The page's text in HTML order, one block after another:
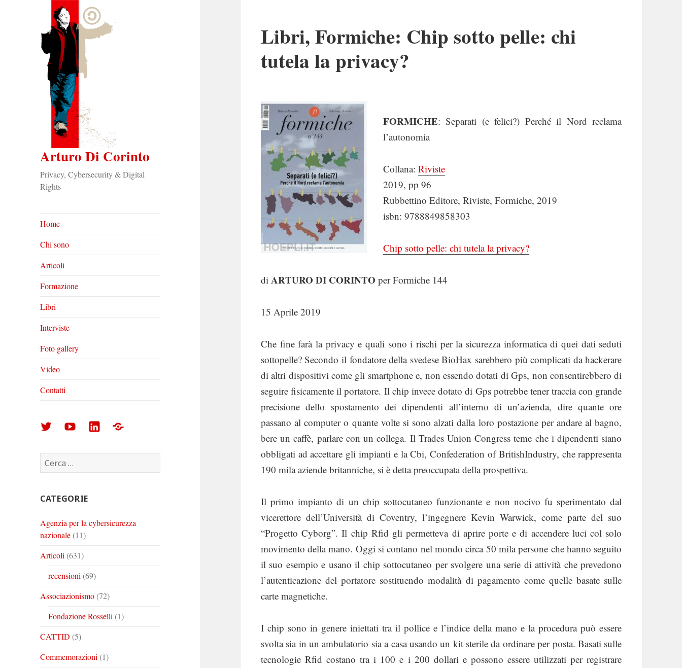
Arturo Di Corinto
Privacy, Cybersecurity & Digital
Rights
Home
Chi sono
Articoli
Formazione
Libri
Interviste
Foto gallery
Video
Contatti
Arturo
Corinto
su
Arturo
Corinto
su
Arturo
su
Foto
Ricerca
per:
CATEGORIE
Agenzia per la cybersicurezza
nazionale(11)
Articoli (631)
recensioni (69)
Associazionismo(72)
Fondazione Rosselli (1)
CATTID (5)
Commemorazioni (1)
Libri, Formiche: Chip sotto pelle: chi
tutela la privacy?
FORMICHE:Separati (e felici?) Perché il Nord reclama
l’autonomia
Collana: Riviste
2019, pp 96
Rubbettino Editore, Riviste, Formiche, 2019
isbn: 9788849858303
Chip sotto pelle: chi tutela la privacy?
di ARTURO DI CORINTO per Formiche 144
15 Aprile 2019
Che fine farà la privacy e quali sono i rischi per la sicurezza informatica di quei dati seduti
sottopelle? Secondo il fondatore della svedese BioHax sarebbero più complicati da hackerare
di altri dispositivi come gli smartphone e, non essendo dotati di Gps, non consentirebbero di
seguire fisicamente il portatore. Il chip invece dotato di Gps potrebbe tener traccia con grande
precisione dello spostamento dei dipendenti all’interno di un’azienda, dire quante ore
passano al computer o quante volte si sono alzati dalla loro postazione per andare al bagno,
bere un caffè, parlare con un collega. Il Trades Union Congress teme che i dipendenti siano
obbligati ad accettare gli impianti e la Cbi, Confederation of BritishIndustry, che rappresenta
190 mila aziende britanniche, si è detta preoccupata della prospettiva.
Il primo impianto di un chip sottocutaneo funzionante e non nocivo fu sperimentato dal
vicerettore dell’Università di Coventry, l’ingegnere Kevin Warwick, come parte del suo
“Progetto Cyborg”. Il chip Rfid gli permetteva di aprire porte e di accendere luci col solo
movimento della mano. Oggi si contano nel mondo circa 50 mila persone che hanno seguito
il suo esempio e usano il chip sottocutaneo per svolgere una serie di attività che prevedono
l’autenticazione del portatore sostituendo modalità di pagamento come quelle basate sulle
carte magnetiche.
I chip sono in genere iniettati tra il pollice e l’indice della mano e la procedura può essere
svolta sia in un ambulatorio sia a casa usando un kit sterile da ordinare per posta. Basati sulle
tecnologie Rfid costano tra i 100 e i 200 dollari e possono essere utilizzati per registrare